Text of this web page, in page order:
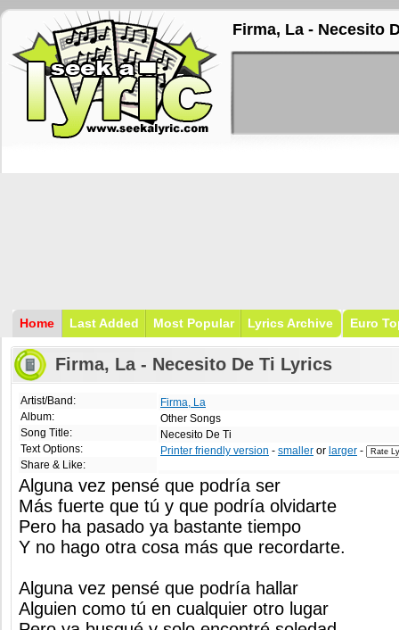
Firma, La - Necesito
Home Last Added Most Popular Lyrics Archive Euro
Firma, La - Necesito De Ti Lyrics
Artist/Band:
Album:
Song Title:
Text Options:
Share & Like:
Firma, La
Other Songs
Necesito De Ti
Printer friendly version - smaller or larger -
Alguna vez pensé que podría ser
Más fuerte que tú y que podría olvidarte
Pero ha pasado ya bastante tiempo
Y no hago otra cosa más que recordarte.
Alguna vez pensé que podría hallar
Alguien como tú en cualquier otro lugar